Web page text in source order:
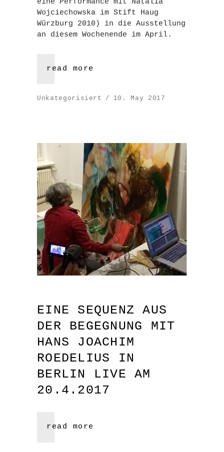
eine Performance mit Natalia
Wojciechowska im Stift Haug
Würzburg 2010) in die Ausstellung
an diesem Wochenende im April.
read more
Unkategorisiert 10. May 2017
EINE SEQUENZ AUS
DER BEGEGNUNG MIT
HANS JOACHIM
ROEDELIUS IN
BERLIN LIVE AM
20.4.2017
read more